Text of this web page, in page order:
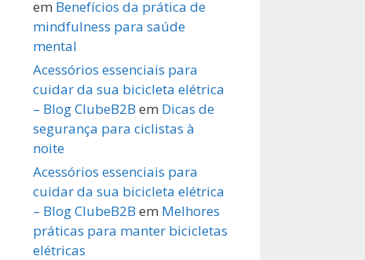
em Benefícios da prática de
mindfulness para saúde
mental
Acessórios essenciais para
cuidar da sua bicicleta elétrica
– Blog ClubeB2B em Dicas de
segurança para ciclistas à
noite
Acessórios essenciais para
cuidar da sua bicicleta elétrica
– Blog ClubeB2B em Melhores
práticas para manter bicicletas
elétricas